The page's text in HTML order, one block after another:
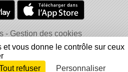
Gestion des cookies
un contenu inapproprié
Connexion
vous donne le contrôle sur ceux
refuser Personnaliser